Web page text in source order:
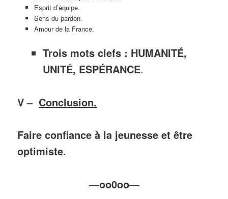
Esprit d’équipe.
Sens du pardon.
Amour de la France.
Trois mots clefs : HUMANITÉ,
UNITÉ, ESPÉRANCE.
V – Conclusion.
Faire confiance à la jeunesse et être
optimiste.
—oo0oo—